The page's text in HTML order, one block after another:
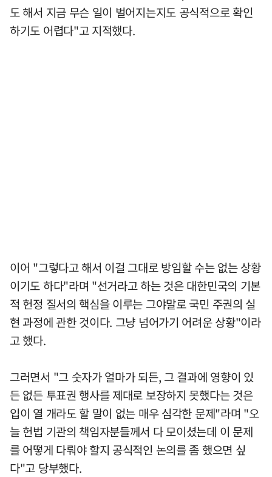
도 해서 지금 무슨 일이 벌어지는지도 공식적으로 확인
하기도 어렵다"고 지적했다.
이어 "그렇다고 해서 이걸 그대로 방임할 수는 없는 상황
이기도 하다"라며 "선거라고 하는 것은 대한민국의 기본
적 헌정 질서의 핵심을 이루는 그야말로 국민 주권의 실
현 과정에 관한 것이다. 그냥 넘어가기 어려운 상황"이라
고 했다.
그러면서 "그 숫자가 얼마가 되든, 그 결과에 영향이 있
든 없든 투표권 행사를 제대로 보장하지 못했다는 것은
입이 열 개라도 할 말이 없는 매우 심각한 문제"라며 "오
늘 헌법 기관의 책임자분들께서 다 모이셨는데 이 문제
를 어떻게 다뤄야 할지 공식적인 논의를 좀 했으면 싶
다"고 당부했다.